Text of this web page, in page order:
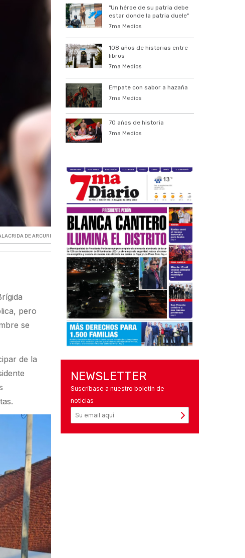
DE ARCURI
pero
se
de la
"Un héroe de su patria debe
estar donde la patria duele"
7ma Medios
108 años de historias entre
libros
7ma Medios
Empate con sabor a hazaña
7ma Medios
70 años de historia
7ma Medios
NEWSLETTER
Suscríbase a nuestro boletín de
noticias